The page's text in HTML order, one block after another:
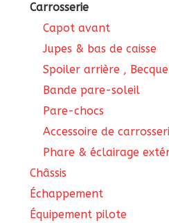
Carrosserie
Capot avant
Jupes & bas de caisse
Spoiler arrière ,
Bande pare-soleil
Pare-chocs
Accessoire de
Phare & éclairage
Châssis
Échappement
Équipement pilote